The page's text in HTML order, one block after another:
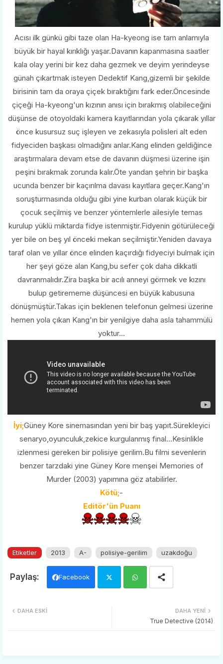
Acısı ilk günkü gibi taze olan Ha-kyeong ise tam anlamıyla
büyük bir hayal kırıklığı yaşar.Davanın kapanmasına saatler
kala olay yerini bir kez daha gezmek ve deyim yerindeyse
günah çıkartmak isteyen Dedektif Kang,gizemli bir şekilde
birisinin tam da oraya çiçek bıraktığını fark eder.Öncesinde
çiçeği Ha-kyeong'un kızının anısı için bırakmış olabileceğini
düşünse de otoyoldaki kamera kayıtlarından yola çıkarak yıllar
önce kusursuz suç işleyen ve zekasıyla polisleri alt eden
fidyeciden başkası olmadığını anlar.Kang elinden geldiğince
araştırmalara devam etse de davanın düşmesi üzerine işin
peşini bırakmak zorunda kalır.Öte yandan şehrin bir başka
ucunda benzer bir kaçırılma davası kayıtlara geçer.Kang'ın
soruşturmasında olduğu gibi yine kurban olarak küçük bir
çocuk seçilmiş ve benzer yöntemlerle ailesiyle temas
kurulup yüklü miktarda fidye istenmiştir.Fidyenin götürüleceği
yer bile on beş yıl önceki mekan seçilmiştir.Yeniden davaya
taraf olan ve yıllar önce elinden kaçırdığı fidyeciyi bulmak için
her şeyi göze alan Kang,bu sefer çok daha dikkatli
davranmalıdır.Zira başka bir acılı anneyi görmek ve kızını
bulup getirememe düşüncesi en büyük kabusuna
dönüşmüştür.Takas için beklenen telefonun gelmesi üzerine
hemen yola çıkan Kang'ın bir yenilgiye daha asla tahammülü
yoktur...
İyi;Güney Kore sinemasından yeni bir baş yapıt.Sürekleyici
senaryo,oyunculuk,zekice kurgulanmış final...Kesinlikle
izlenmesi gereken bir polisiye gerilim.Bu filmi sevenlerin
benzer tarzdaki yine Güney Kore menşei Memories of
Murder (2003) yapımına göz atabilirler.
Kötü;-
Editör'ün Puanı
Etiketler 2013 A- polisiye-gerilim uzakdoğu
Facebook
DAHA YENI
True Detective (2014)
DAHA ESKI